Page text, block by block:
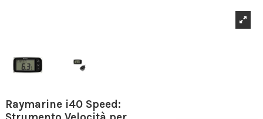
Raymarine i40 Speed: